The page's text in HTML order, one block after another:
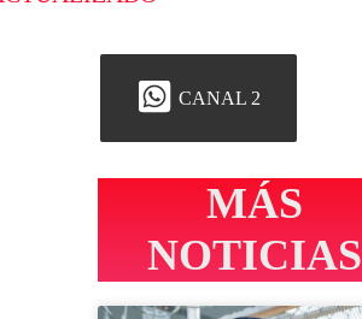
CANAL 2
MÁS
NOTICIAS